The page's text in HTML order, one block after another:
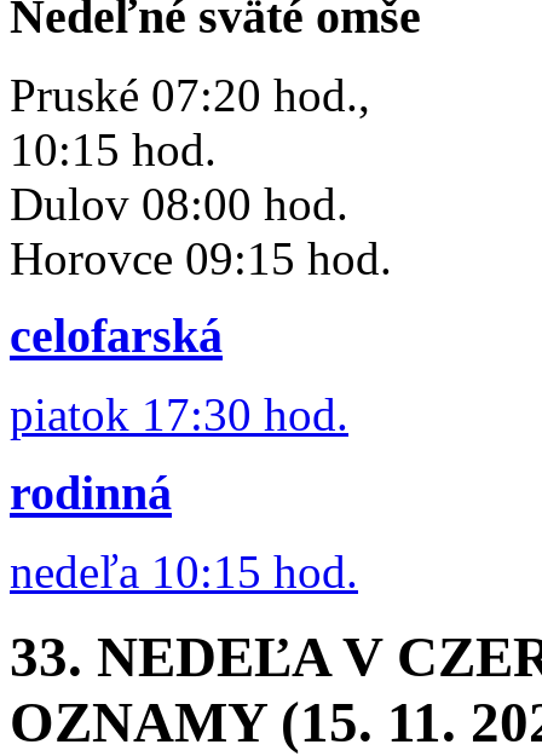
Nedeľné sväté omše
Pruské 07:20 hod.,
10:15 hod.
Dulov 08:00 hod.
Horovce 09:15 hod.
celofarská
piatok 17:30 hod.
rodinná
nedeľa 10:15 hod.
33. NEDEĽA V
OZNAMY (15. 11.